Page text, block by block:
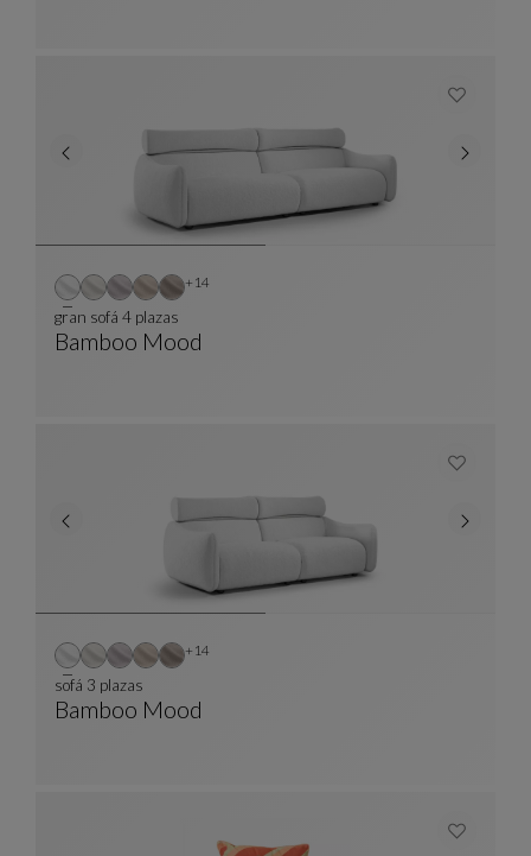
Bamboo Mood
gran sofá 4 plazas
+14Otros colores : 14 colores disponibles
Bamboo Mood
sofá 3 plazas
+14Otros colores : 14 colores disponibles